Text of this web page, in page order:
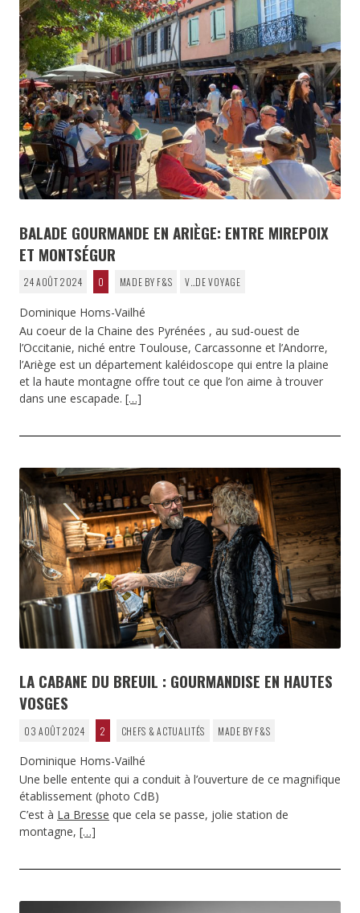
BALADE GOURMANDE EN ARIÈGE: ENTRE MIREPOIX
ET MONTSÉGUR
24 AOÛT 2024 0 MADE BY F&S V…DE VOYAGE
Dominique Homs-Vailhé
Au coeur de la Chaine des Pyrénées , au sud-ouest de
l’Occitanie, niché entre Toulouse, Carcassonne et l’Andorre,
l’Ariège est un département kaléidoscope qui entre la plaine
et la haute montagne offre tout ce que l’on aime à trouver
dans une escapade. […]
LA CABANE DU BREUIL : GOURMANDISE EN HAUTES
VOSGES
03 AOÛT 2024 2 CHEFS & ACTUALITÉS MADE BY F&S
Dominique Homs-Vailhé
Une belle entente qui a conduit à l’ouverture de ce magnifique
établissement (photo CdB)
C’est à La Bresse que cela se passe, jolie station de
montagne, […]